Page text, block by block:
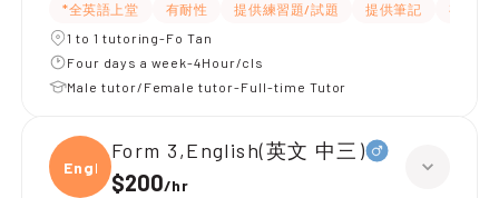
*全英語上堂 有耐性 提供練習題/試題 提供筆記
有愛心
1 to 1 tutoring-Fo Tan
Four days a week-4Hour/cls
Male tutor/Female tutor-Full-time Tutor
Engli
Form 3,English(英文 中三)
$200/hr